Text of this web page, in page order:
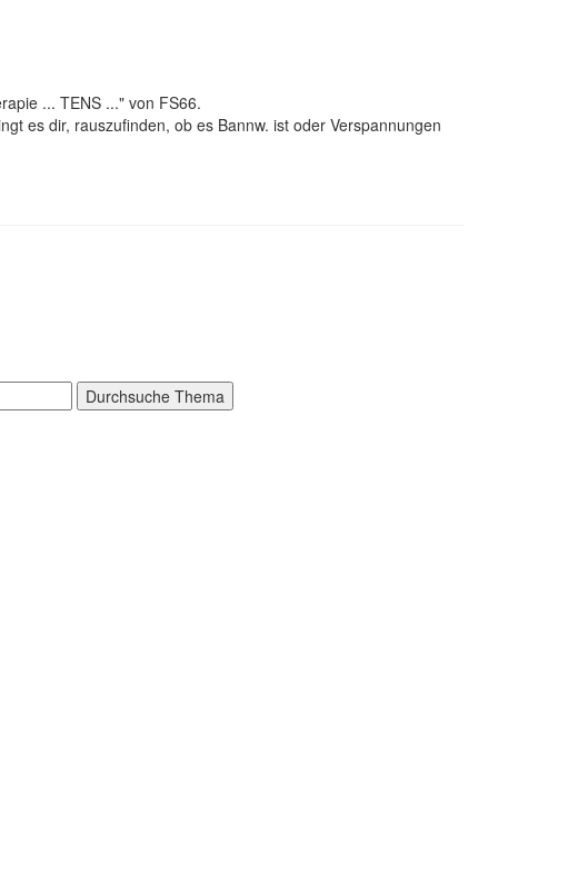
... TENS ..." von FS66.
es dir, rauszufinden, ob es Bannw. ist oder Verspannungen